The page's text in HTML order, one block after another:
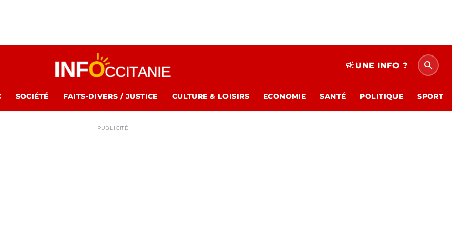
campaignUNE INFO ? search
SOCIÉTÉ FAITS-DIVERS / JUSTICE CULTURE & LOISIRS ECONOMIE SANTÉ POLITIQUE SPORT
PUBLICITÉ